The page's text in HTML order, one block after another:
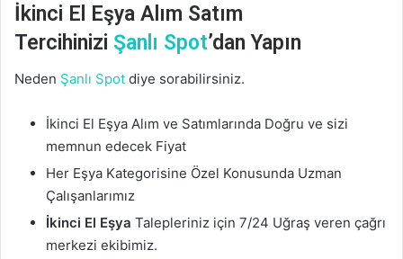
İkinci El Eşya Alım Satım
Tercihinizi Şanlı Spot’dan Yapın
Neden Şanlı Spot diye sorabilirsiniz.
İkinci El Eşya Alım ve Satımlarında Doğru ve sizi
memnun edecek Fiyat
Her Eşya Kategorisine Özel Konusunda Uzman
Çalışanlarımız
İkinci El Eşya Talepleriniz için 7/24 Uğraş veren çağrı
merkezi ekibimiz.